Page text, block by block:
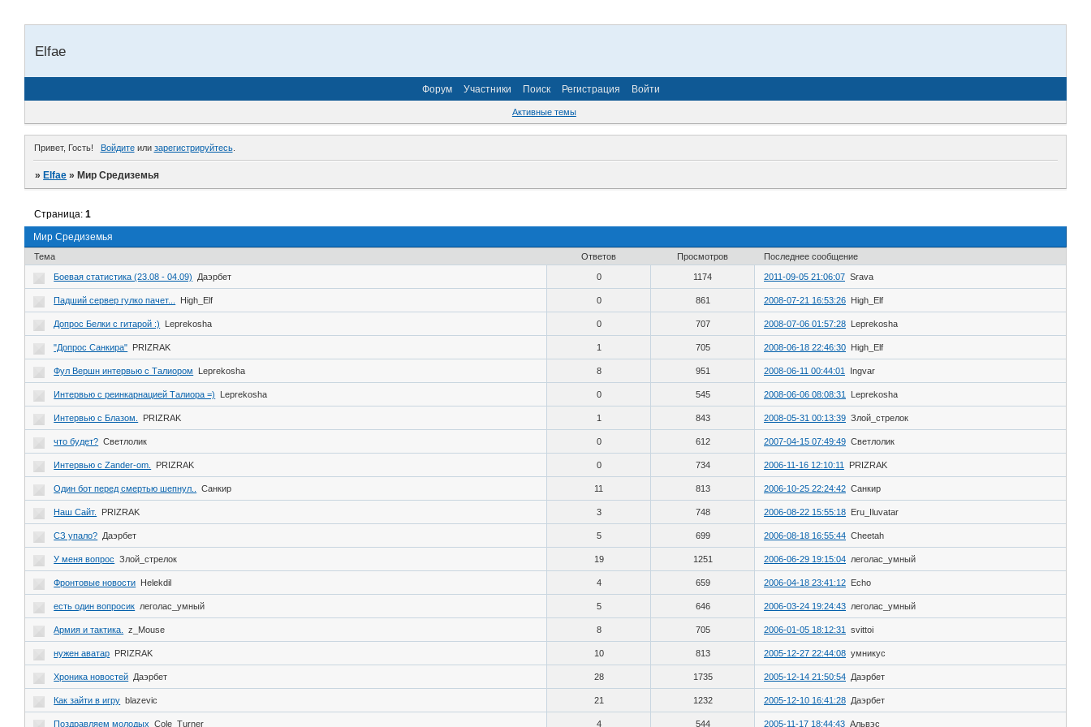
Elfae
Форум Участники Поиск Регистрация Войти
Активные темы
Привет, Гость! Войдитеили зарегистрируйтесь.
»Elfae »Мир Средиземья
Мир Средиземья
Страница:1
Тема Ответов Просмотров Последнее сообщение
Боевая статистика (23.08 - 04.09) Даэрбет 0 1174 2011-09-05 21:06:07 Srava
Падший сервер гулко пачет... High_Elf 0 861 2008-07-21 16:53:26 High_Elf
Допрос Белки с гитарой :) Leprekosha 0 707 2008-07-06 01:57:28 Leprekosha
"Допрос Санкира" PRIZRAK 1 705 2008-06-18 22:46:30 High_Elf
Фул Вершн интервью с Талиором Leprekosha 8 951 2008-06-11 00:44:01 Ingvar
Интервью с реинкарнацией Талиора =) Leprekosha 0 545 2008-06-06 08:08:31 Leprekosha
Интервью с Блазом. PRIZRAK 1 843 2008-05-31 00:13:39 Злой_стрелок
что будет? Светлолик 0 612 2007-04-15 07:49:49 Светлолик
Интервью с Zander-om. PRIZRAK 0 734 2006-11-16 12:10:11 PRIZRAK
Один бот перед смертью шепнул.. Санкир 11 813 2006-10-25 22:24:42 Санкир
Наш Сайт. PRIZRAK 3 748 2006-08-22 15:55:18 Eru_Iluvatar
СЗ упало? Даэрбет 5 699 2006-08-18 16:55:44 Cheetah
У меня вопрос Злой_стрелок 19 1251 2006-06-29 19:15:04 леголас_умный
Фронтовые новости Helekdil 4 659 2006-04-18 23:41:12 Echo
есть один вопросик леголас_умный 5 646 2006-03-24 19:24:43 леголас_умный
Армия и тактика. z_Mouse 8 705 2006-01-05 18:12:31 svittoi
нужен аватар PRIZRAK 10 813 2005-12-27 22:44:08 умникус
Хроника новостей Даэрбет 28 1735 2005-12-14 21:50:54 Даэрбет
Как зайти в игру blazevic 21 1232 2005-12-10 16:41:28 Даэрбет
Поздравляем молодых Cole_Turner 4 544 2005-11-17 18:44:43 Альвэс